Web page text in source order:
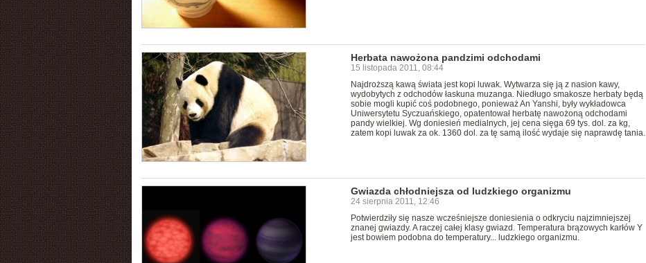
Herbata nawożona pandzimi odchodami
15 listopada 2011, 08:44
Najdroższą kawą świata jest kopi luwak. Wytwarza się ją z nasion kawy,
wydobytych z odchodów łaskuna muzanga. Niedługo smakosze herbaty będą
sobie mogli kupić coś podobnego, ponieważ An Yanshi, były wykładowca
Uniwersytetu Syczuańskiego, opatentował herbatę nawożoną odchodami
pandy wielkiej. Wg doniesień medialnych, jej cena sięga 69 tys. dol. za kg,
zatem kopi luwak za ok. 1360 dol. za tę samą ilość wydaje się naprawdę tania.
Gwiazda chłodniejsza od ludzkiego organizmu
24 sierpnia 2011, 12:46
Potwierdziły się nasze wcześniejsze doniesienia o odkryciu najzimniejszej
znanej gwiazdy. A raczej całej klasy gwiazd. Temperatura brązowych karłów Y
jest bowiem podobna do temperatury... ludzkiego organizmu.